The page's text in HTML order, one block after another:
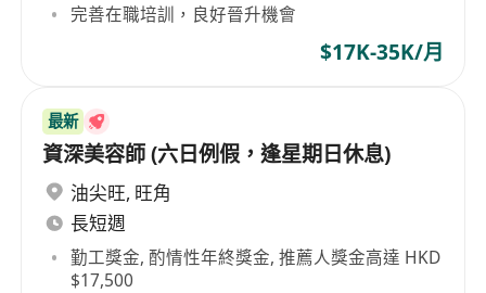
完善在職培訓，良好晉升機會
$17K-35K/月
最新
資深美容師 (六日例假，逢星期日休息)
油尖旺, 旺角
長短週
勤工獎金, 酌情性年終獎金, 推薦人獎金高達 HKD
$17,500